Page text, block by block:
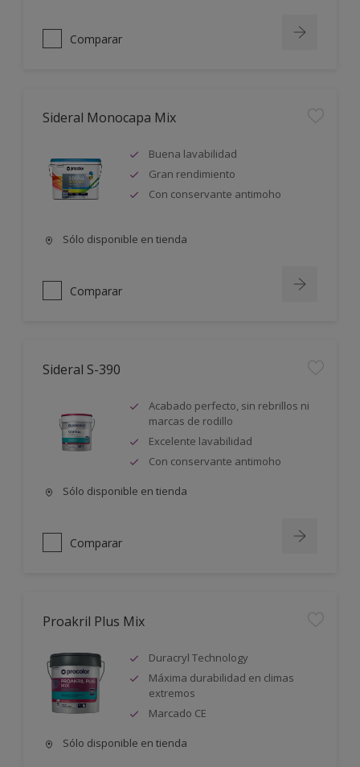
Comparar
Sideral Monocapa Mix
Buena lavabilidad
Gran rendimiento
Con conservante antimoho
Sólo disponible en tienda
Comparar
Sideral S-390
Acabado perfecto, sin rebrillos ni
marcas de rodillo
Excelente lavabilidad
Con conservante antimoho
Sólo disponible en tienda
Comparar
Proakril Plus Mix
Duracryl Technology
Máxima durabilidad en climas
extremos
Marcado CE
Sólo disponible en tienda